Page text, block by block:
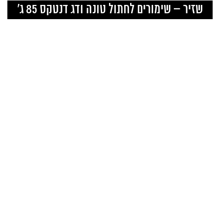
שזיר – שימורים לחתול טונה ודג דנטקס 85 ג’was: